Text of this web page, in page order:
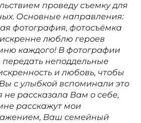
проведу съемку для
Основные направления:
фотография, фотосъёмка
люблю героев
каждого! В фотографии
неподдельные
и любовь, чтобы
с улыбкой вспоминали это
рассказала Вам о себе,
расскажут мои
Ваш семейный